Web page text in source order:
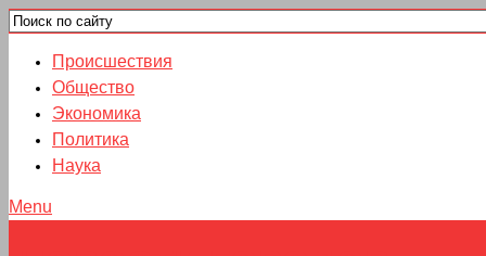
Происшествия
Общество
Экономика
Политика
Наука
Menu